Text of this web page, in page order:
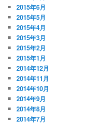
2015年6月
2015年5月
2015年4月
2015年3月
2015年2月
2015年1月
2014年12月
2014年11月
2014年10月
2014年9月
2014年8月
2014年7月